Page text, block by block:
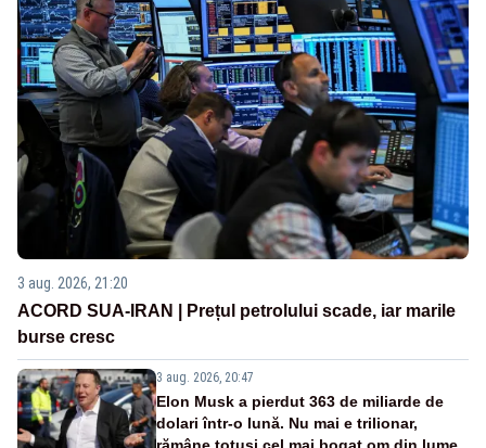
3 aug. 2026, 21:20
ACORD SUA-IRAN | Prețul petrolului scade, iar marile
burse cresc
3 aug. 2026, 20:47
Elon Musk a pierdut 363 de miliarde de
dolari într-o lună. Nu mai e trilionar,